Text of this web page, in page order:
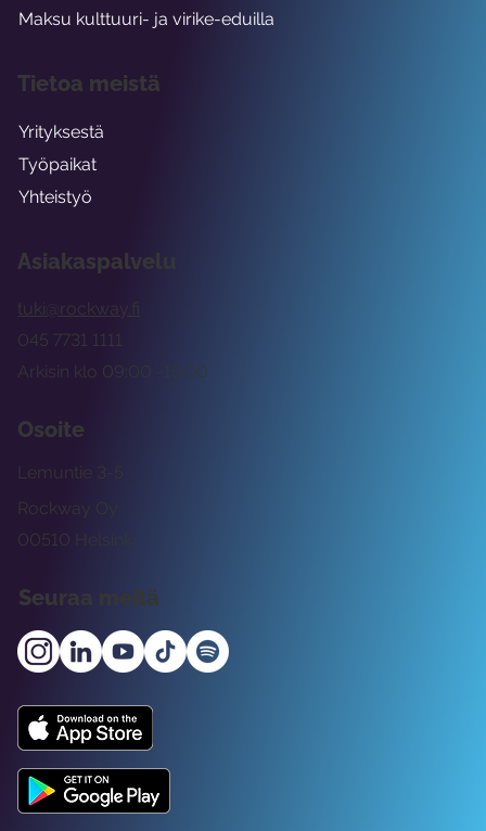
Asiakaspalvelu
tuki@rockway.fi
Arkisin klo 09:00 -15:00
045 7731 1111
Osoite
Rockway Oy
Lemuntie 3-5
00510 Helsinki
Seuraa meitä
Maksu kulttuuri- ja virike-eduilla
Tietoa meistä
Yrityksestä
Työpaikat
Yhteistyö